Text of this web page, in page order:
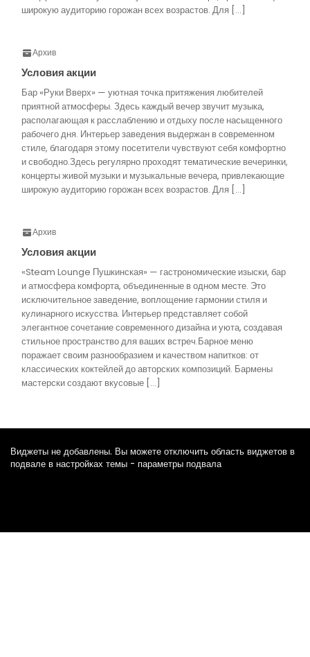
широкую аудиторию горожан всех возрастов. Для […]
Архив
Условия акции
Бар «Руки Вверх» — уютная точка притяжения любителей
приятной атмосферы. Здесь каждый вечер звучит музыка,
располагающая к расслаблению и отдыху после насыщенного
рабочего дня. Интерьер заведения выдержан в современном
стиле, благодаря этому посетители чувствуют себя комфортно
и свободно.Здесь регулярно проходят тематические вечеринки,
концерты живой музыки и музыкальные вечера, привлекающие
широкую аудиторию горожан всех возрастов. Для […]
Архив
Условия акции
«Steam Lounge Пушкинская» — гастрономические изыски, бар
и атмосфера комфорта, объединенные в одном месте. Это
исключительное заведение, воплощение гармонии стиля и
кулинарного искусства. Интерьер представляет собой
элегантное сочетание современного дизайна и уюта, создавая
стильное пространство для ваших встреч.Барное меню
поражает своим разнообразием и качеством напитков: от
классических коктейлей до авторских композиций. Бармены
мастерски создают вкусовые […]
Виджеты не добавлены. Вы можете отключить область виджетов в
подвале в настройках темы - параметры подвала